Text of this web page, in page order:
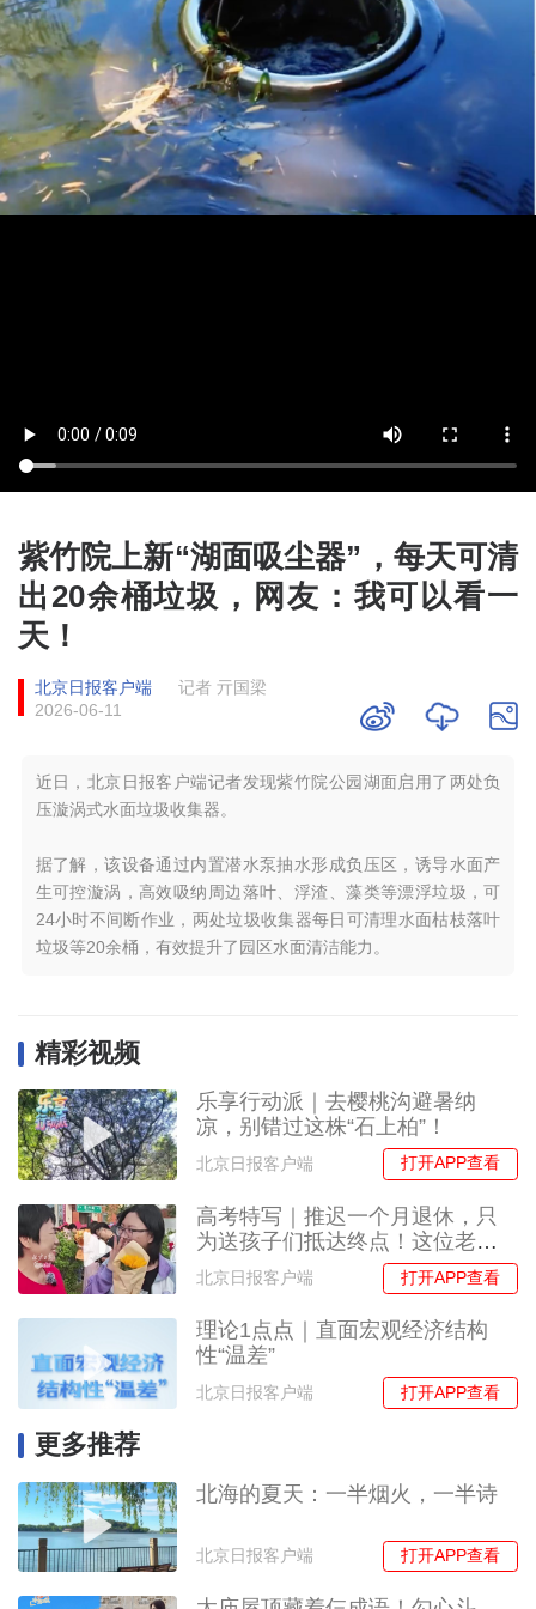
紫竹院上新“湖面吸尘器”，每天可清
出20余桶垃圾，网友：我可以看一
天！
北京日报客户端
记者 亓国梁
2026-06-11
近日，北京日报客户端记者发现紫竹院公园湖面启用了两处负
压漩涡式水面垃圾收集器。
据了解，该设备通过内置潜水泵抽水形成负压区，诱导水面产
生可控漩涡，高效吸纳周边落叶、浮渣、藻类等漂浮垃圾，可
24小时不间断作业，两处垃圾收集器每日可清理水面枯枝落叶
垃圾等20余桶，有效提升了园区水面清洁能力。
精彩视频
乐享行动派｜去樱桃沟避暑纳
凉，别错过这株“石上柏”！
北京日报客户端 打开APP查看
高考特写｜推迟一个月退休，只
为送孩子们抵达终点！这位老师
的“最后一课”让人泪目
北京日报客户端 打开APP查看
理论1点点｜直面宏观经济结构
性“温差”
北京日报客户端 打开APP查看
更多推荐
北海的夏天：一半烟火，一半诗
北京日报客户端 打开APP查看